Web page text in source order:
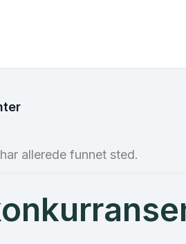
allerede funnet sted.